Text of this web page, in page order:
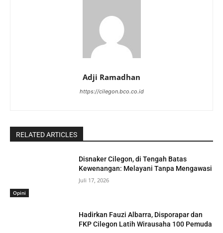
Adji Ramadhan
https://cilegon.bco.co.id
RELATED ARTICLES
Opini
Disnaker Cilegon, di Tengah Batas
Kewenangan: Melayani Tanpa Mengawasi
Juli 17, 2026
Hadirkan Fauzi Albarra, Disporapar dan
FKP Cilegon Latih Wirausaha 100 Pemuda